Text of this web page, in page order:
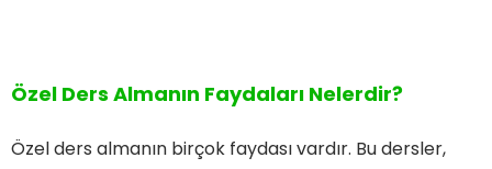
Özel Ders Almanın Faydaları Nelerdir?
Özel ders almanın birçok faydası vardır. Bu dersler,